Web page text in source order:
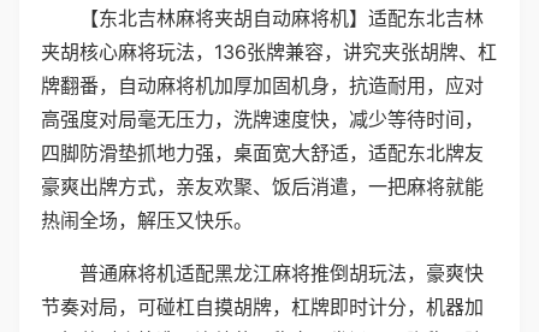
【东北吉林麻将夹胡自动麻将机】适配东北吉林
夹胡核心麻将玩法，136张牌兼容，讲究夹张胡牌、杠
牌翻番，自动麻将机加厚加固机身，抗造耐用，应对
高强度对局毫无压力，洗牌速度快，减少等待时间，
四脚防滑垫抓地力强，桌面宽大舒适，适配东北牌友
豪爽出牌方式，亲友欢聚、饭后消遣，一把麻将就能
热闹全场，解压又快乐。
普通麻将机适配黑龙江麻将推倒胡玩法，豪爽快
节奏对局，可碰杠自摸胡牌，杠牌即时计分，机器加